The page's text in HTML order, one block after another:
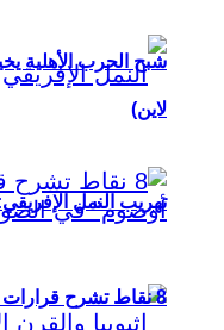
تهريب النمل
شبح الحرب الأهلية
لاين)
8 نقاط تشرح